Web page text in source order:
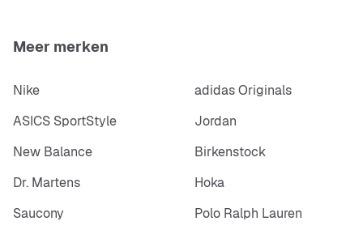
Meer merken
Nike
adidas Originals
ASICS SportStyle
Jordan
New Balance
Birkenstock
Dr. Martens
Hoka
Saucony
Polo Ralph Lauren